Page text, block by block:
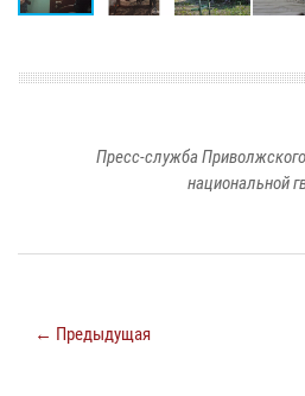
Пресс-служба
национальной
← Предыдущая